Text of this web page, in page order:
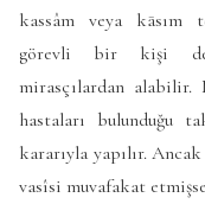
kassâm veya kāsım
görevli bir kişi
mirasçılardan alabilir.
hastaları bulunduğu
kararıyla yapılır.
vasîsi muvafakat